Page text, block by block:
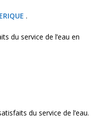
.
du service de l’eau en
du service de l’eau.